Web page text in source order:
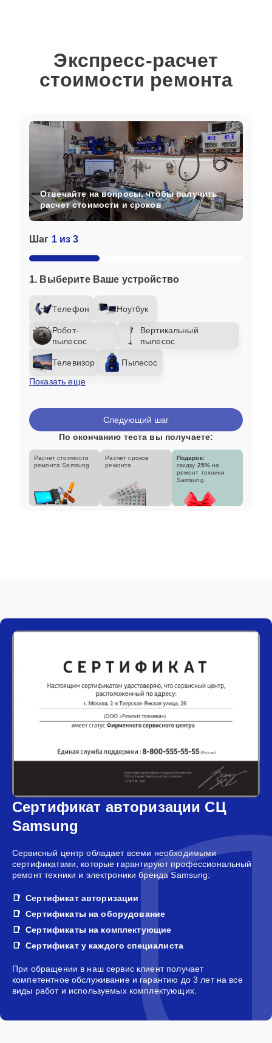
Экспресс-расчет
стоимости ремонта
Шаг 1 из 3
1. Выберите Ваше устройство
Телефон Ноутбук
Робот-
пылесос
Вертикальный
пылесос
Телевизор
Пылесос
Показать еще
Отвечайте на вопросы, чтобы получить
расчет стоимости и сроков
Следующий шаг
По окончанию теста вы получаете:
Расчет стоимости
ремонта Samsung
Расчет сроков
ремонта
Подарок:
скидку 25% на
ремонт техники
Samsung
Сертификат авторизации СЦ
Samsung
Сервисный центр обладает всеми необходимыми
сертификатами, которые гарантируют профессиональный
ремонт техники и электроники бренда Samsung:
Сертификат авторизации
Сертификаты на оборудование
Сертификаты на комплектующие
Сертификат у каждого специалиста
При обращении в наш сервис клиент получает
компетентное обслуживание и гарантию до 3 лет на все
виды работ и используемых комплектующих.